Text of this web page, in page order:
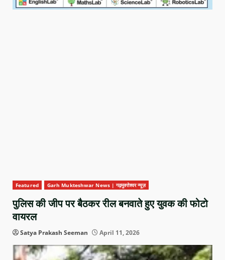
Featured Garh Mukteshwar News | गढ़मुक्तेश्वर न्यूज़
पुलिस की जीप पर बैठकर रील बनवाते हुए युवक की फोटो
वायरल
Satya Prakash Seeman April 11, 2026